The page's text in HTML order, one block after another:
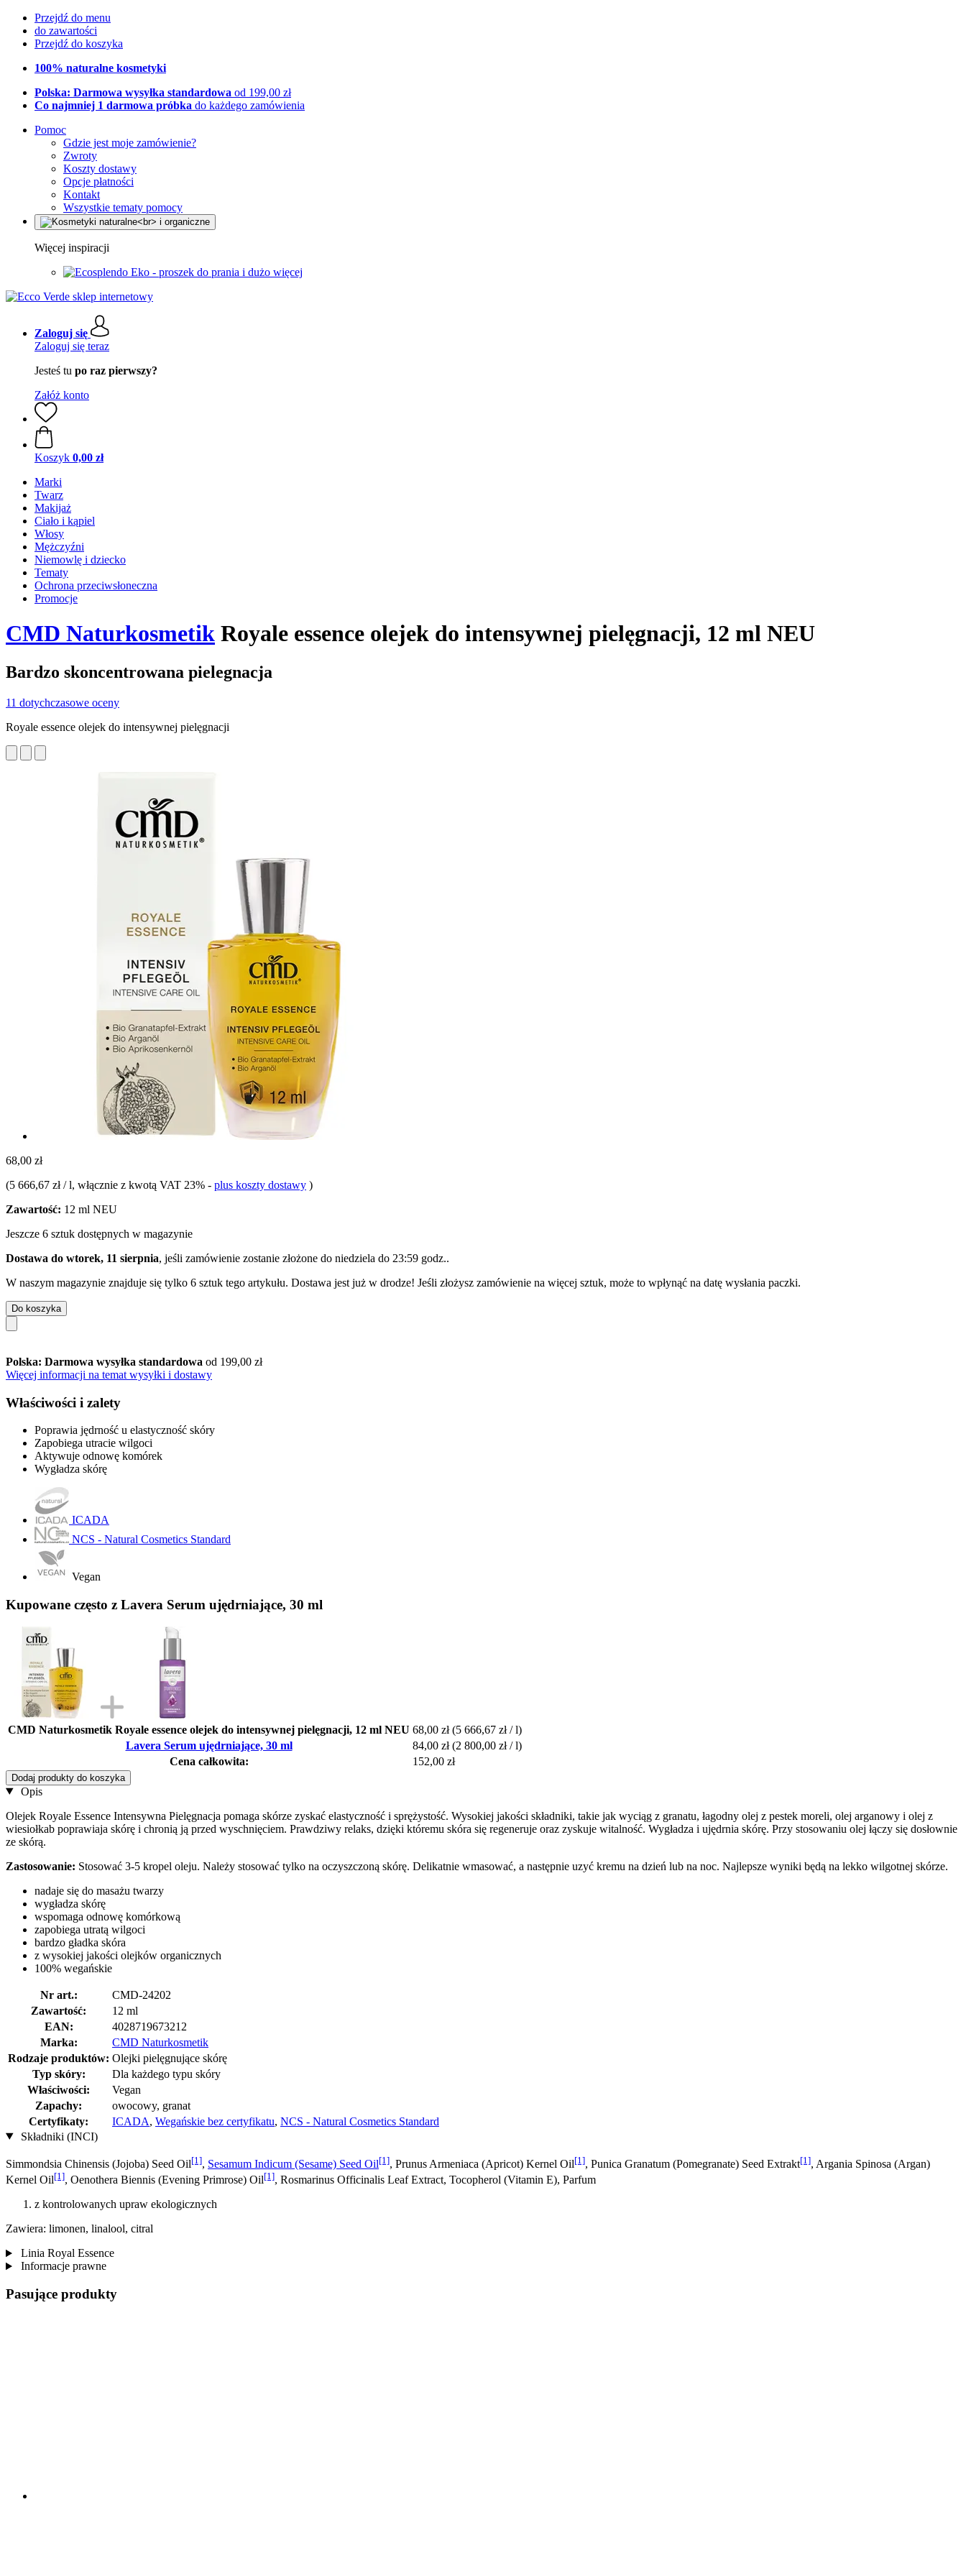
Przejdź do menu
do zawartości
Przejdź do koszyka
100% naturalne kosmetyki
Polska: Darmowa wysyłka standardowa od 199,00 zł
Co najmniej 1 darmowa próbka do każdego zamówienia
Pomoc
Gdzie jest moje zamówienie?
Zwroty
Koszty dostawy
Opcje płatności
Kontakt
Wszystkie tematy pomocy
Więcej inspiracji
Eko - proszek do prania i dużo więcej
Zaloguj się
Zaloguj się teraz
Jesteś tu po raz pierwszy?
Załóż konto
Koszyk 0,00 zł
Marki
Twarz
Makijaż
Ciało i kąpiel
Włosy
Mężczyźni
Niemowlę i dziecko
Tematy
Ochrona przeciwsłoneczna
Promocje
CMD Naturkosmetik Royale essence olejek do intensywnej pielęgnacji, 12 ml NEU
Bardzo skoncentrowana pielegnacja
11 dotychczasowe oceny
Royale essence olejek do intensywnej pielęgnacji
68,00 zł
(5 666,67 zł / l, włącznie z kwotą VAT 23% - plus koszty dostawy )
Zawartość: 12 ml NEU
Jeszcze 6 sztuk dostępnych w magazynie
Dostawa do wtorek, 11 sierpnia, jeśli zamówienie zostanie złożone do niedziela do 23:59 godz..
W naszym magazynie znajduje się tylko 6 sztuk tego artykułu. Dostawa jest już w drodze! Jeśli złożysz zamówienie na więcej sztuk, może to wpłynąć na datę wysłania paczki.
Do koszyka
Polska: Darmowa wysyłka standardowa od 199,00 zł
Więcej informacji na temat wysyłki i dostawy
Właściwości i zalety
Poprawia jędrność u elastyczność skóry
Zapobiega utracie wilgoci
Aktywuje odnowę komórek
Wygładza skórę
ICADA
NCS - Natural Cosmetics Standard
Vegan
Kupowane często z Lavera Serum ujędrniające, 30 ml
CMD Naturkosmetik Royale essence olejek do intensywnej pielęgnacji, 12 ml NEU 68,00 zł (5 666,67 zł / l)
Lavera Serum ujędrniające, 30 ml
84,00 zł (2 800,00 zł / l)
Cena całkowita:
152,00 zł
Dodaj produkty do koszyka
Opis
Olejek Royale Essence Intensywna Pielęgnacja pomaga skórze zyskać elastyczność i sprężystość. Wysokiej jakości składniki, takie jak wyciąg z granatu, łagodny olej z pestek moreli, olej arganowy i olej z
wiesiołkab poprawiaja skórę i chronią ją przed wyschnięciem. Prawdziwy relaks, dzięki któremu skóra się regeneruje oraz zyskuje witalność. Wygładza i ujędrnia skórę. Przy stosowaniu olej łączy się dosłownie
ze skórą.
Zastosowanie: Stosować 3-5 kropel oleju. Należy stosować tylko na oczyszczoną skórę. Delikatnie wmasować, a następnie uzyć kremu na dzień lub ​​na noc. Najlepsze wyniki będą na lekko wilgotnej skórze.
nadaje się do masażu twarzy
wygładza skórę
wspomaga odnowę komórkową
zapobiega utratą wilgoci
bardzo gładka skóra
z wysokiej jakości olejków organicznych
100% wegańskie
Nr art.:
CMD-24202
Zawartość:
12 ml
EAN:
4028719673212
Marka:
CMD Naturkosmetik
Rodzaje produktów: Olejki pielęgnujące skórę
Typ skóry:
Dla każdego typu skóry
Właściwości:
Vegan
Zapachy:
owocowy, granat
Certyfikaty:
ICADA, Wegańskie bez certyfikatu, NCS - Natural Cosmetics Standard
Składniki (INCI)
Simmondsia Chinensis (Jojoba) Seed Oil[1], Sesamum Indicum (Sesame) Seed Oil[1], Prunus Armeniaca (Apricot) Kernel Oil[1], Punica Granatum (Pomegranate) Seed Extrakt[1], Argania Spinosa (Argan)
Kernel Oil[1], Oenothera Biennis (Evening Primrose) Oil[1], Rosmarinus Officinalis Leaf Extract, Tocopherol (Vitamin E), Parfum
z kontrolowanych upraw ekologicznych
Zawiera: limonen, linalool, citral
Linia Royal Essence
Informacje prawne
Pasujące produkty